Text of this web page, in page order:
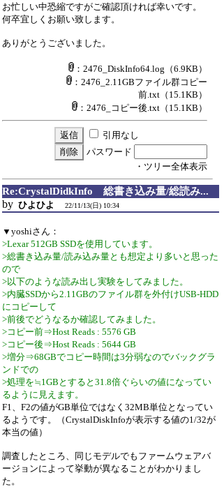
お忙しい中恐縮ですがご確認頂ければ幸いです。
何卒宜しくお願い致します。
ありがとうございました。
：2476_DiskInfo64.log （6.9KB）
：2476_2.11GBファイル群コピー
前.txt （15.1KB）
：2476_コピー後.txt （15.1KB）
引用なし
パスワード
・ツリー全体表示
Re:CrystalDidkInfo 総書き込み量/総読み...
by ひよひよ 22/11/13(日) 10:34
▼yoshiさん：
>Lexar 512GB SSDを使用しています。
>総書き込み量/読み込み量とも想定より多いと思った
ので
>以下のような読み出し実験をしてみました。
>内臓SSDから2.11GBのファイル群を外付けUSB-HDD
にコピーして
>前後でどうなるか確認してみました。
>コピー前⇒Host Reads : 5576 GB
>コピー後⇒Host Reads : 5644 GB
>増分⇒68GBでコピー時間は3分弱なのでバックグラ
ンドでの
>処理を≒1GBとすると31.8倍ぐらいの値になってい
るように見えます。
F1、F2の値がGB単位ではなく32MB単位となってい
るようです。（CrystalDiskInfoが表示する値の1/32が
本当の値）
調査したところ、同じモデルでもファームウェアバ
ージョンによって挙動が異なることがわかりまし
た。